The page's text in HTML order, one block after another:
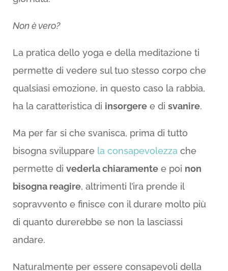
Non è vero?
La pratica dello yoga e della meditazione ti
permette di vedere sul tuo stesso corpo che
qualsiasi emozione, in questo caso la rabbia,
ha la caratteristica di insorgeree di svanire.
Ma per far si che svanisca, prima di tutto
bisogna sviluppare la consapevolezza che
permette di vederla chiaramentee poi non
bisogna reagire, altrimenti l’ira prende il
sopravvento e finisce con il durare molto più
di quanto durerebbe se non la lasciassi
andare.
Naturalmente per essere consapevoli della